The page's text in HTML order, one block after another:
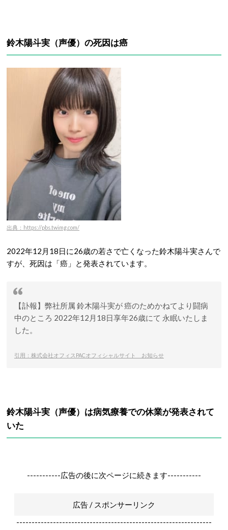
鈴木陽斗実（声優）の死因は癌
出典：https://pbs.twimg.com/
2022年12月18日に26歳の若さで亡くなった鈴木陽斗実さんで
すが、死因は「癌」と発表されています。
【訃報】弊社所属 鈴木陽斗実が 癌のためかねてより闘病
中のところ 2022年12月18日享年26歳にて 永眠いたしま
した。
引用：株式会社オフィスPACオフィシャルサイト お知らせ
鈴木陽斗実（声優）は病気療養での休業が発表されて
いた
-----------広告の後に次ページに続きます-----------
広告 / スポンサーリンク
----------------------------------------------------------------